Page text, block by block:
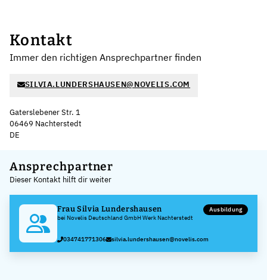
Kontakt
Immer den richtigen Ansprechpartner finden
SILVIA.LUNDERSHAUSEN@NOVELIS.COM
Gaterslebener Str. 1
06469 Nachterstedt
DE
+
−
Ansprechpartner
Dieser Kontakt hilft dir weiter
Frau Silvia Lundershausen
bei Novelis Deutschland GmbH Werk Nachterstedt
Ausbildung
034741771306 silvia.lundershausen@novelis.com